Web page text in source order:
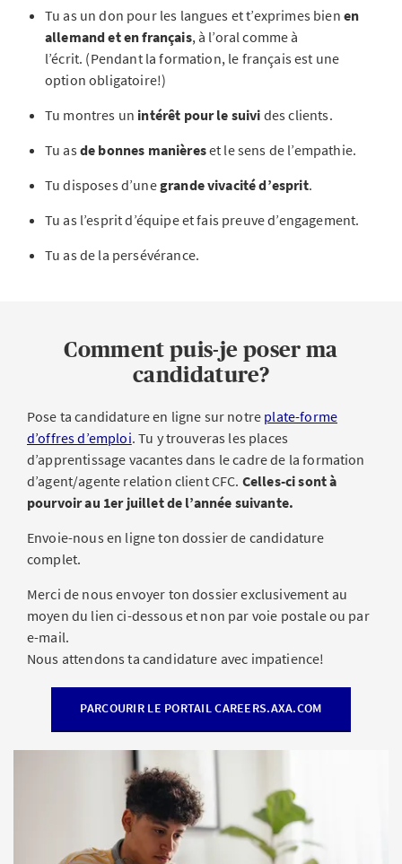
Tu as un don pour les langues et t’exprimes bien en
allemand et en français, à l’oral comme à
l’écrit. (Pendant la formation, le français est une
option obligatoire!)
Tu montres un intérêt pour le suivi des clients.
Tu asde bonnes manièreset le sens de l’empathie.
Tu disposes d’unegrande vivacité d’esprit.
Tu as l’esprit d’équipe et fais preuve d’engagement.
Tu as de la persévérance.
Comment puis-je poser ma
candidature?
Pose ta candidature en ligne sur notre plate-forme
d’offres d’emploi. Tu y trouveras les places
d’apprentissage vacantes dans le cadre de la formation
d’agent/agente relation client CFC. Celles-ci sont à
pourvoir au 1er juillet de l’année suivante.
Envoie-nous en ligne ton dossier de candidature
complet.
Merci de nous envoyer ton dossier exclusivement au
moyen du lien ci-dessous et non par voie postale ou par
e-mail.
Nous attendons ta candidature avec impatience!
PARCOURIR LE PORTAIL CAREERS.AXA.COM